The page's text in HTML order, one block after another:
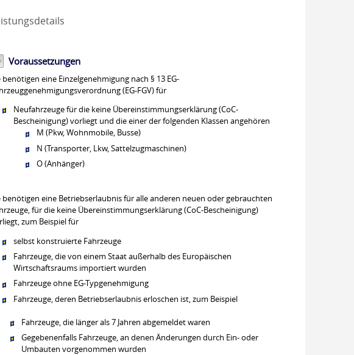
Voraussetzungen
benötigen eine Einzelgenehmigung nach § 13 EG-
(EG-FGV) für
Neufahrzeuge für die keine Übereinstimmungserklärung (CoC-
Bescheinigung) vorliegt und die einer der folgenden Klassen angehören
M (Pkw, Wohnmobile, Busse)
N (Transporter, Lkw, Sattelzugmaschinen)
O (Anhänger)
benötigen eine Betriebserlaubnis für alle anderen neuen oder gebrauchten
für die keine Übereinstimmungserklärung (CoC-Bescheinigung)
zum Beispiel für
selbst konstruierte Fahrzeuge
Fahrzeuge, die von einem Staat außerhalb des Europäischen
Wirtschaftsraums importiert wurden
Fahrzeuge ohne EG-Typgenehmigung
Fahrzeuge, deren Betriebserlaubnis erloschen ist, zum Beispiel
Fahrzeuge, die länger als 7 Jahren abgemeldet waren
Gegebenenfalls Fahrzeuge, an denen Änderungen durch Ein- oder
Umbauten vorgenommen wurden